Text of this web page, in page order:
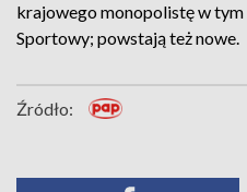
krajowego monopolistę w
Sportowy; powstają też nowe.
Źródło: